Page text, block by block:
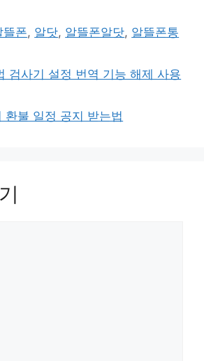
뜰폰, 알닷, 알뜰폰알닷, 알뜰폰통
검사기 설정 번역 기능 해제 사용
환불 일정 공지 받는법